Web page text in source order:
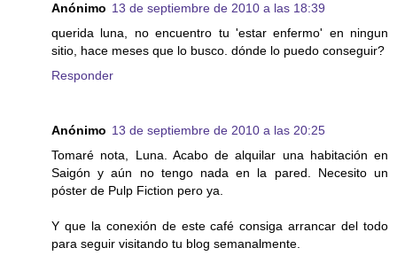
Anónimo 13 de septiembre de 2010 a las 18:39
querida luna, no encuentro tu 'estar enfermo' en ningun
sitio, hace meses que lo busco. dónde lo puedo conseguir?
Responder
Anónimo 13 de septiembre de 2010 a las 20:25
Tomaré nota, Luna. Acabo de alquilar una habitación en
Saigón y aún no tengo nada en la pared. Necesito un
póster de Pulp Fiction pero ya.
Y que la conexión de este café consiga arrancar del todo
para seguir visitando tu blog semanalmente.